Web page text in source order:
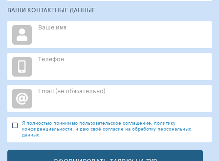
ВАШИ КОНТАКТНЫЕ ДАННЫЕ
Ваше имя
Телефон
Email (не обязательно)
Я полностью принимаю пользовательское соглашение, политику
конфиденциальности, и даю своё согласие на обработку персональных
данных.